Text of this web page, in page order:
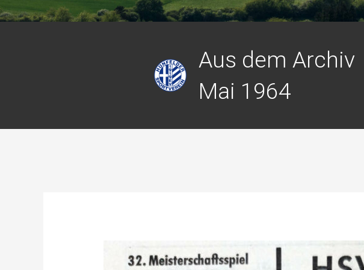
Aus dem Archiv
Mai 1964